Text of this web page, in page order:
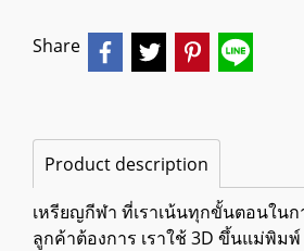
Share
Product description
เหรียญกีฬา ที่เราเน้นทุกขั้นตอนใน
ลูกค้าต้องการ เราใช้ 3D ขึ้นแม่พิมพ์